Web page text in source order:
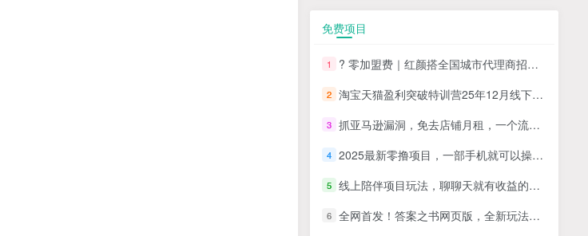
免费项目
1 ? 零加盟费｜红颜搭全国城市代理商招募正式启动！
2 淘宝天猫盈利突破特训营25年12月线下课，系统性的深度剖析电商企业经营之道，打造电商标准化运营体系
3 抓亚马逊漏洞，免去店铺月租，一个流量大竞争小，让你有机会成大卖的赛道
4 2025最新零撸项目，一部手机就可以操作，20秒一单，零投入纯薅羊毛，无门槛，一天200+【揭秘】
5 线上陪伴项目玩法，聊聊天就有收益的项目，一个月收益5000+
6 全网首发！答案之书网页版，全新玩法，搭配文档和网页，日入1k+零门槛小白首选副业